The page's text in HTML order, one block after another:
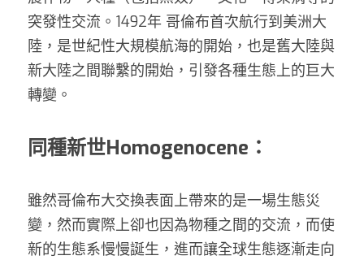
突發性交流。1492年 哥倫布首次航行到美洲大
陸，是世紀性大規模航海的開始，也是舊大陸與
新大陸之間聯繫的開始，引發各種生態上的巨大
轉變。
同種新世Homogenocene ：
雖然哥倫布大交換表面上帶來的是一場生態災
變，然而實際上卻也因為物種之間的交流，而使
新的生態系慢慢誕生，進而讓全球生態逐漸走向